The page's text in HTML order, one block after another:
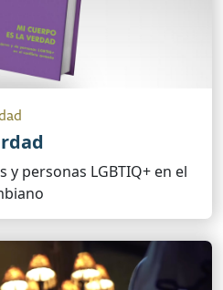
y personas LGBTIQ+ en el